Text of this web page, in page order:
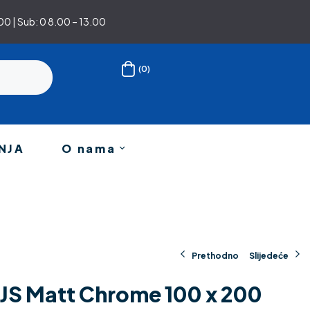
| Sub: 0 8.00 – 13.00
(0)
O nama
Prethodno Slijedeće
Matt Chrome 100 x 200